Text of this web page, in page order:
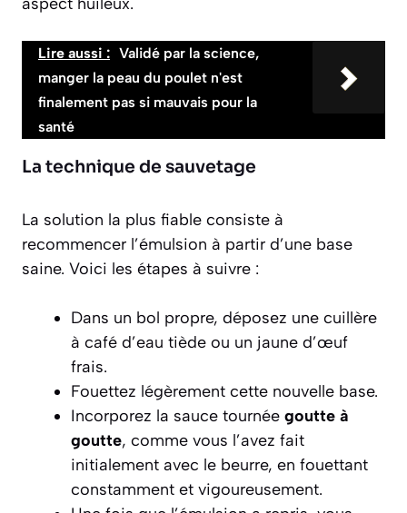
Lire aussi : Validé par la science,
manger la peau du poulet n'est
finalement pas si mauvais pour la
santé
La technique de sauvetage
La solution la plus fiable consiste à
recommencer l’émulsion à partir d’une base
saine. Voici les étapes à suivre :
Dans un bol propre, déposez une cuillère
à café d’eau tiède ou un jaune d’œuf
frais.
Fouettez légèrement cette nouvelle base.
Incorporez la sauce tournée goutte à
goutte, comme vous l’avez fait
initialement avec le beurre, en fouettant
constamment et vigoureusement.